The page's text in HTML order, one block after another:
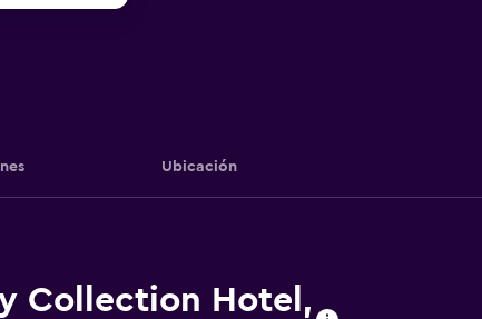
Ubicación
Collection Hotel,